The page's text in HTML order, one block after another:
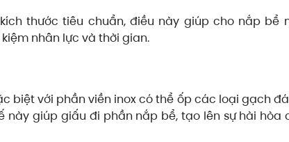
thước tiêu chuẩn, điều này giúp cho nắp bể
nhân lực và thời gian.
biệt với phần viền inox có thể ốp các loại gạch
giúp giấu đi phần nắp bể, tạo lên sự hài hòa